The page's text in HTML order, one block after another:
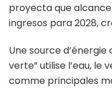
proyecta que alcance
ingresos para 2028,
Une source
verte” utilise l’eau, le
comme principales